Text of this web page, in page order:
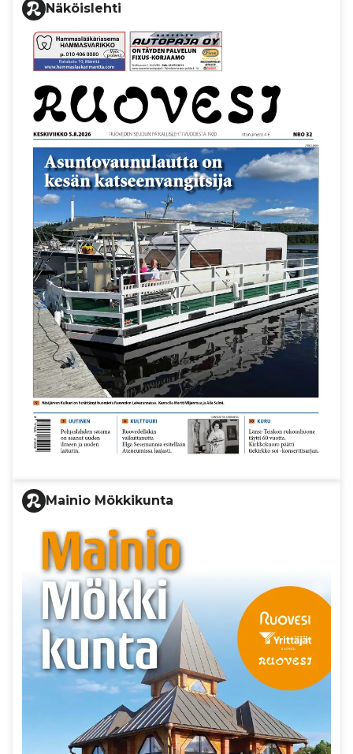
Näköislehti
Mainio Mökkikunta